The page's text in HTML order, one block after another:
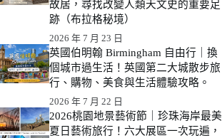
故居，尋找改變人類天文史的重要足
跡（布拉格秘境）
2026 年 7 月 23 日
英國伯明翰 Birmingham 自由行｜換
個城市過生活！英國第二大城散步旅
行、購物、美食與生活體驗攻略。
2026 年 7 月 22 日
2026桃園地景藝術節｜珍珠海岸最美
夏日藝術旅行！六大展區一次玩遍，